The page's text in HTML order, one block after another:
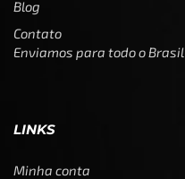
Blog
Contato
Enviamos para todo o Brasil
LINKS
Minha conta